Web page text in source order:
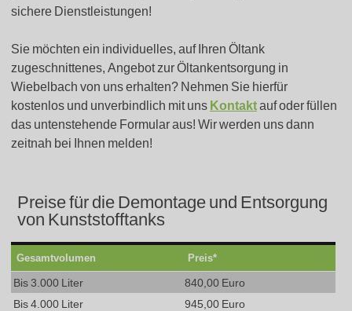
sichere Dienstleistungen!
Sie möchten ein individuelles, auf Ihren Öltank
zugeschnittenes, Angebot zur Öltankentsorgung in
Wiebelbach von uns erhalten? Nehmen Sie hierfür
kostenlos und unverbindlich mit uns Kontaktauf oder füllen
das untenstehende Formular aus! Wir werden uns dann
zeitnah bei Ihnen melden!
Preise für die Demontage und Entsorgung
von Kunststofftanks
Gesamtvolumen Preis*
Bis 3.000 Liter
840,00 Euro
Bis 4.000 Liter
945,00 Euro